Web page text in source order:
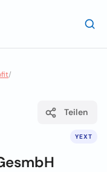
/
YEXT
Teilen